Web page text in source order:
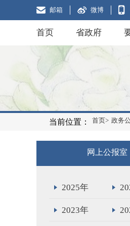
邮箱 微博
首页 省政府
当前位置： 首页> 政务
网上公报室
2025年
2023年